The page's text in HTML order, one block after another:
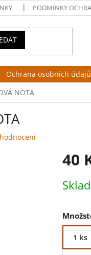
PODMÍNKY
Ochrana osobních údajů
NOTA
40
cena:
1 ks